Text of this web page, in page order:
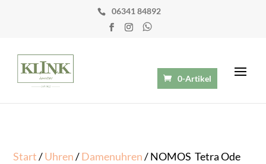
06341 84892
0-Artikel
Start/Uhren/Damenuhren/ NOMOS Tetra Ode